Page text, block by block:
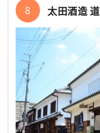
8 太田酒造